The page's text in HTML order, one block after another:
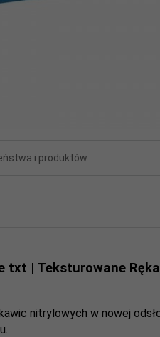
i produktów
txt | Teksturowane
nitrylowych w nowej